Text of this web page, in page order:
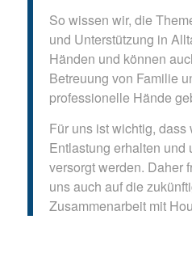
So wissen wir, die
und Unterstützung in
Händen und können
Betreuung von Familie
professionelle Hände
Für uns ist wichtig,
Entlastung erhalten und
versorgt werden. Daher
uns auch auf die
Zusammenarbeit mit